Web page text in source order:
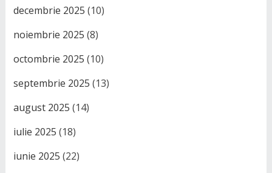
decembrie 2025 (10)
noiembrie 2025 (8)
octombrie 2025 (10)
septembrie 2025 (13)
august 2025 (14)
iulie 2025 (18)
iunie 2025 (22)